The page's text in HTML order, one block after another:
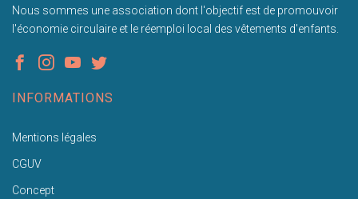
Nous sommes une association dont l'objectif est de promouvoir
l'économie circulaire et le réemploi local des vêtements d'enfants.
INFORMATIONS
Mentions légales
CGUV
Concept